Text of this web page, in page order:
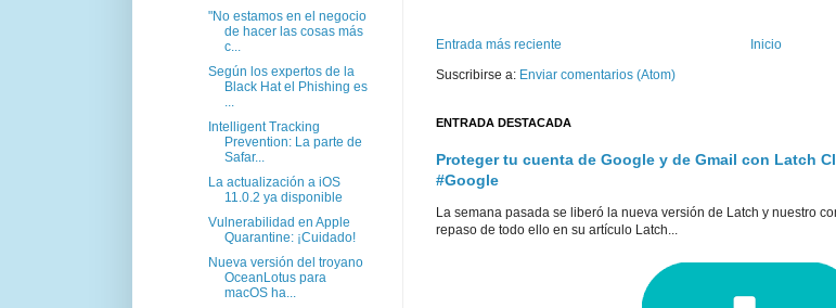
Entrada más reciente
Inicio
Suscribirse a: Enviar comentarios (Atom)
ENTRADA DESTACADA
Proteger tu cuenta de Google y de Gmail con Latch
#Google
La semana pasada se liberó la nueva versión de Latch y nuestro
repaso de todo ello en su artículo Latch...
"No estamos en el negocio
de hacer las cosas más
c...
Según los expertos de la
Black Hat el Phishing es
Intelligent Tracking
Prevention: La parte de
Safar...
La actualización a iOS
11.0.2 ya disponible
Vulnerabilidad en Apple
Quarantine: ¡Cuidado!
Nueva versión del troyano
OceanLotus para
macOS ha...